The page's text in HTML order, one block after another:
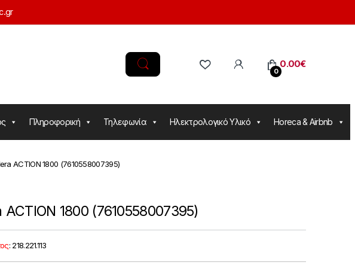
0
0.00€
Πληροφορική Τηλεφωνία Ηλεκτρολογικό Υλικό Horeca & Airbnb
ACTION 1800 (7610558007395)
1800 (7610558007395)
: 218.221.113